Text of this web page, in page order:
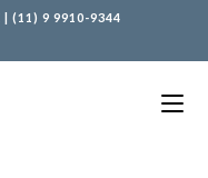
| (11) 9 9910-9344